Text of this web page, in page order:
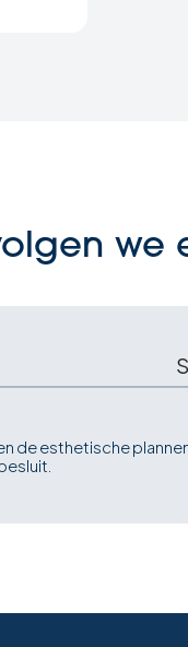
we
de esthetische